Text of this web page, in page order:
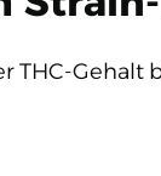
THC-Gehalt